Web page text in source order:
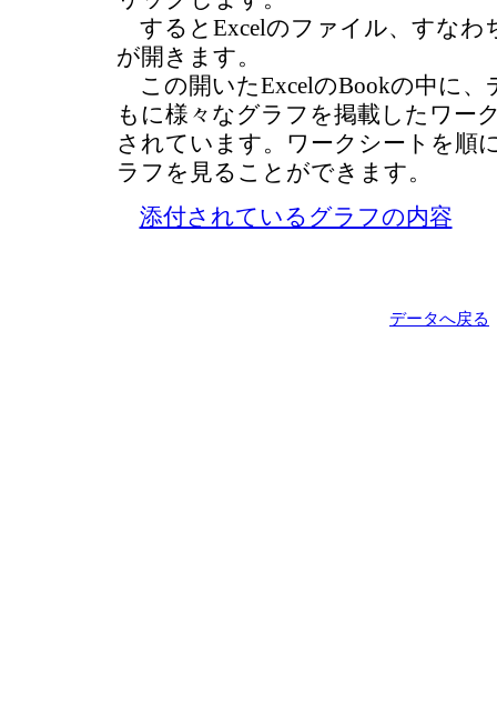
するとExcelのファイル、すなわ
が開きます。
この開いたExcelのBookの中に、
もに様々なグラフを掲載したワー
されています。ワークシートを順
ラフを見ることができます。
添付されているグラフの内容
データへ戻る